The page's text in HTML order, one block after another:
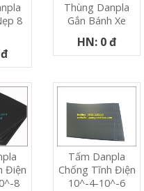
8
Thùng Danpla
Gắn Bánh Xe
HN: 0 đ
Điện
8
Tấm Danpla
Chống Tĩnh Điện
10^-4-10^-6